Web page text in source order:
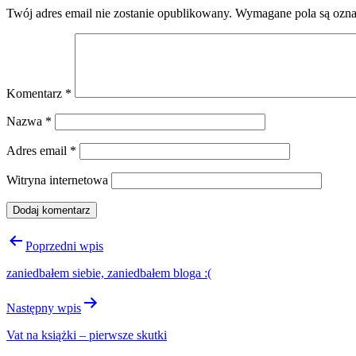
Twój adres email nie zostanie opublikowany. Wymagane pola są
Komentarz *
Nazwa *
Adres email *
Witryna internetowa
Nawigacja
Poprzedni wpis
zaniedbałem siebie, zaniedbałem bloga :(
Następny wpis
Vat na książki – pierwsze skutki